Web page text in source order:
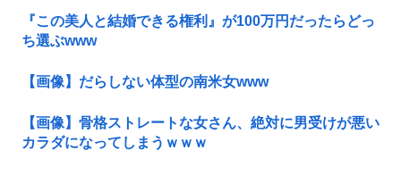
『この美人と結婚できる権利』が100万円だったらどっ
ち選ぶwww
【画像】だらしない体型の南米女www
【画像】骨格ストレートな女さん、絶対に男受けが悪い
カラダになってしまうｗｗｗ